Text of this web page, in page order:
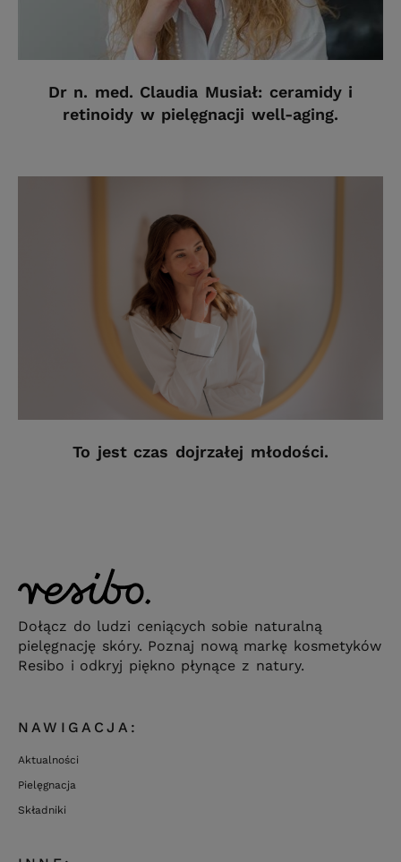
Dr n. med. Claudia Musiał: ceramidy i
retinoidy w pielęgnacji well-aging.
To jest czas dojrzałej młodości.
Dołącz do ludzi ceniących sobie naturalną
pielęgnację skóry. Poznaj nową markę kosmetyków
Resibo i odkryj piękno płynące z natury.
NAWIGACJA:
Aktualności
Pielęgnacja
Składniki